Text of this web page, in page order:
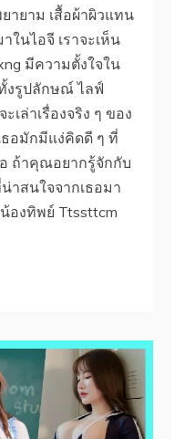
ายาม เสื้อผ้าผิวแทน
ในไอจี เราจะเห็น
มีความตั้งใจใน
งรูปลักษณ์ ไลฟ์
เล่าเรื่องจริง ๆ ของ
อมักมีแง่คิดดี ๆ ที่
ถ้าคุณอยากรู้จักกับ
าสนใจจากเธอมา
องทิพย์ Ttssttcm